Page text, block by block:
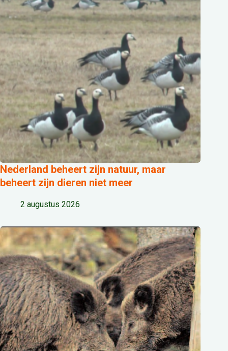
Nederland beheert zijn natuur, maar
beheert zijn dieren niet meer
2 augustus 2026